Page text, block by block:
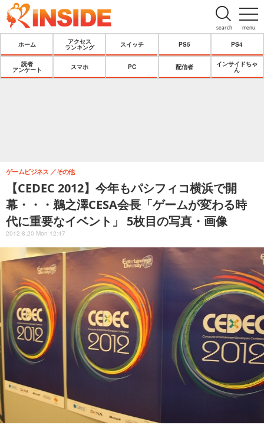
menu
search
ホーム
アクセス
ランキング
スイッチ PS5 PS4
読者
アンケート
スマホ PC 配信者
インサイドちゃ
ん
【CEDEC 2012】今年もパシフィコ横浜で開
幕・・・鵜之澤CESA会長「ゲームが変わる時
代に重要なイベント」 5枚目の写真・画像
ゲームビジネス その他
2012.8.20 Mon 12:47